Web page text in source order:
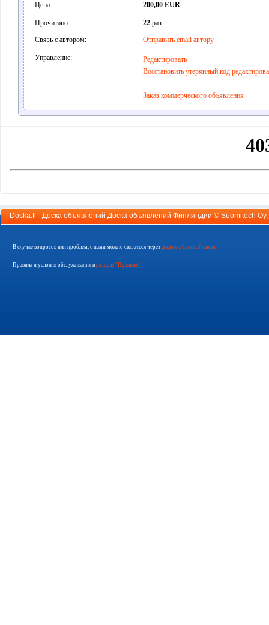
Цена: 200,00 EUR
Прочитано: 22раз
Связь с автором:
Отправить email автору
Управление:
Редактировать
Восстановить утерянный код
Заказ коммерческого объявления
Doska.fi - Доска объявлений Доска объявлений Финляндии © Suomitech Oy
В случае вопросов или проблем, с нами можно связаться через форму обратной связи
Правила и условия обслуживания в разделе "Правила"